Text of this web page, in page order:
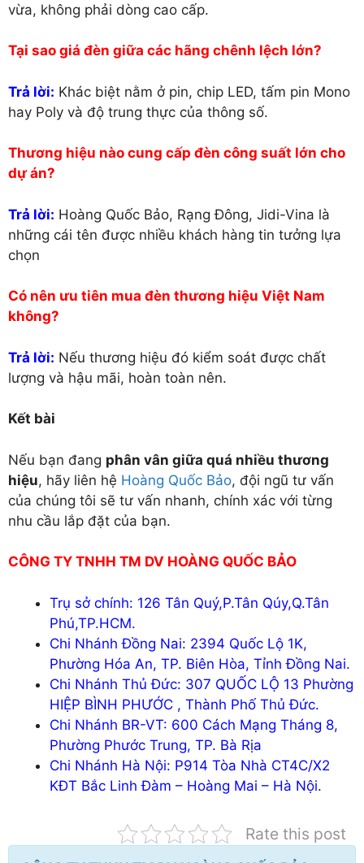
vừa, không phải dòng cao cấp.
Tại sao giá đèn giữa các hãng chênh lệch lớn?
Trả lời: Khác biệt nằm ở pin, chip LED, tấm pin Mono
hay Poly và độ trung thực của thông số.
Thương hiệu nào cung cấp đèn công suất lớn cho
dự án?
Trả lời: Hoàng Quốc Bảo, Rạng Đông, Jidi-Vina là
những cái tên được nhiều khách hàng tin tưởng lựa
chọn
Có nên ưu tiên mua đèn thương hiệu Việt Nam
không?
Trả lời: Nếu thương hiệu đó kiểm soát được chất
lượng và hậu mãi, hoàn toàn nên.
Kết bài
Nếu bạn đang phân vân giữa quá nhiều thương
hiệu, hãy liên hệ Hoàng Quốc Bảo, đội ngũ tư vấn
của chúng tôi sẽ tư vấn nhanh, chính xác với từng
nhu cầu lắp đặt của bạn.
CÔNG TY TNHH TM DV HOÀNG QUỐC BẢO
Trụ sở chính: 126 Tân Quý,P.Tân Qúy,Q.Tân
Phú,TP.HCM.
Chi Nhánh Đồng Nai: 2394 Quốc Lộ 1K,
Phường Hóa An, TP. Biên Hòa, Tỉnh Đồng Nai.
Chi Nhánh Thủ Đức: 307 QUỐC LỘ 13 Phường
HIỆP BÌNH PHƯỚC , Thành Phố Thủ Đức.
Chi Nhánh BR-VT: 600 Cách Mạng Tháng 8,
Phường Phước Trung, TP. Bà Rịa
Chi Nhánh Hà Nội: P914 Tòa Nhà CT4C/X2
KĐT Bắc Linh Đàm – Hoàng Mai – Hà Nội.
Rate this post